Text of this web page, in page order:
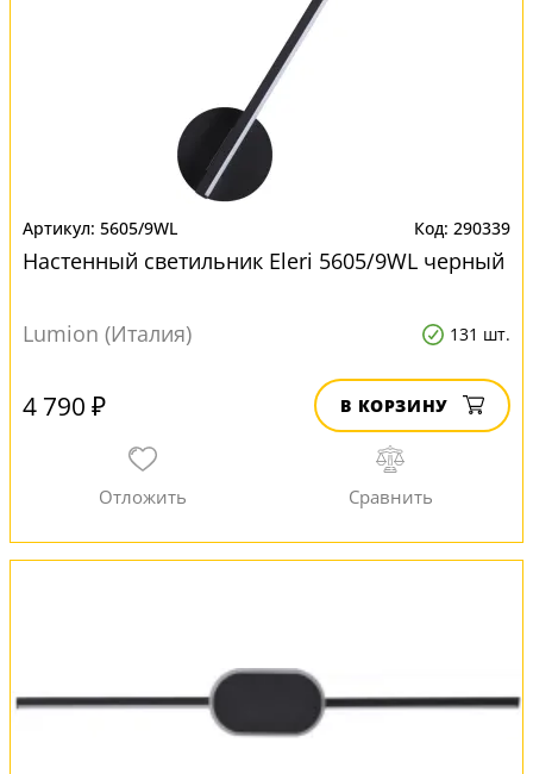
5605/9WL 290339
Настенный светильник Eleri 5605/9WL черный
Lumion (Италия) 131 шт.
4 790 ₽ В КОРЗИНУ